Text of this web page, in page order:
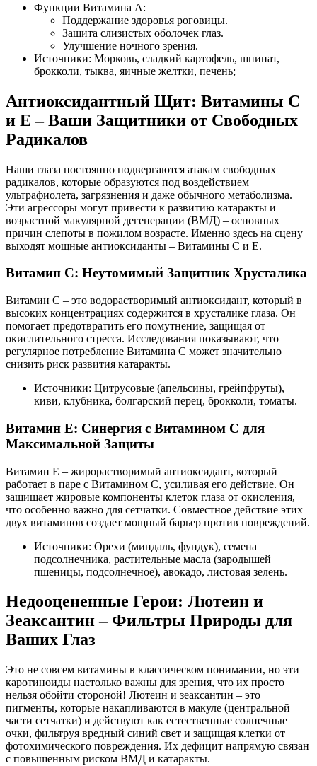
Функции Витамина А:
Поддержание здоровья роговицы.
Защита слизистых оболочек глаз.
Улучшение ночного зрения.
Источники: Морковь, сладкий картофель, шпинат,
брокколи, тыква, яичные желтки, печень;
Антиоксидантный Щит: Витамины C
и E – Ваши Защитники от Свободных
Радикалов
Наши глаза постоянно подвергаются атакам свободных
радикалов, которые образуются под воздействием
ультрафиолета, загрязнения и даже обычного метаболизма.
Эти агрессоры могут привести к развитию катаракты и
возрастной макулярной дегенерации (ВМД) – основных
причин слепоты в пожилом возрасте. Именно здесь на сцену
выходят мощные антиоксиданты – Витамины C и E.
Витамин C: Неутомимый Защитник Хрусталика
Витамин C – это водорастворимый антиоксидант, который в
высоких концентрациях содержится в хрусталике глаза. Он
помогает предотвратить его помутнение, защищая от
окислительного стресса. Исследования показывают, что
регулярное потребление Витамина C может значительно
снизить риск развития катаракты.
Источники: Цитрусовые (апельсины, грейпфруты),
киви, клубника, болгарский перец, брокколи, томаты.
Витамин E: Синергия с Витамином C для
Максимальной Защиты
Витамин E – жирорастворимый антиоксидант, который
работает в паре с Витамином C, усиливая его действие. Он
защищает жировые компоненты клеток глаза от окисления,
что особенно важно для сетчатки. Совместное действие этих
двух витаминов создает мощный барьер против повреждений.
Источники: Орехи (миндаль, фундук), семена
подсолнечника, растительные масла (зародышей
пшеницы, подсолнечное), авокадо, листовая зелень.
Недооцененные Герои: Лютеин и
Зеаксантин – Фильтры Природы для
Ваших Глаз
Это не совсем витамины в классическом понимании, но эти
каротиноиды настолько важны для зрения, что их просто
нельзя обойти стороной! Лютеин и зеаксантин – это
пигменты, которые накапливаются в макуле (центральной
части сетчатки) и действуют как естественные солнечные
очки, фильтруя вредный синий свет и защищая клетки от
фотохимического повреждения. Их дефицит напрямую связан
с повышенным риском ВМД и катаракты.